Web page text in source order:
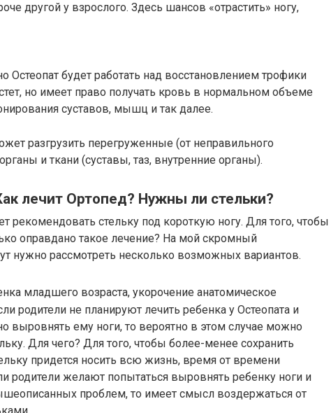
другой у взрослого. Здесь шансов «отрастить» ногу,
Остеопат будет работать над восстановлением трофики
но имеет право получать кровь в нормальном объеме
суставов, мышц и так далее.
разгрузить перегруженные (от неправильного
и ткани (суставы, таз, внутренние органы).
лечит Ортопед? Нужны ли стельки?
рекомендовать стельку под короткую ногу. Для того, чтобы
оправдано такое лечение? На мой скромный
нужно рассмотреть несколько возможных вариантов.
младшего возраста, укорочение анатомическое
родители не планируют лечить ребенка у Остеопата и
выровнять ему ноги, то вероятно в этом случае можно
Для чего? Для того, чтобы более-менее сохранить
придется носить всю жизнь, время от времени
родители желают попытаться выровнять ребенку ноги и
проблем, то имеет смысл воздержаться от